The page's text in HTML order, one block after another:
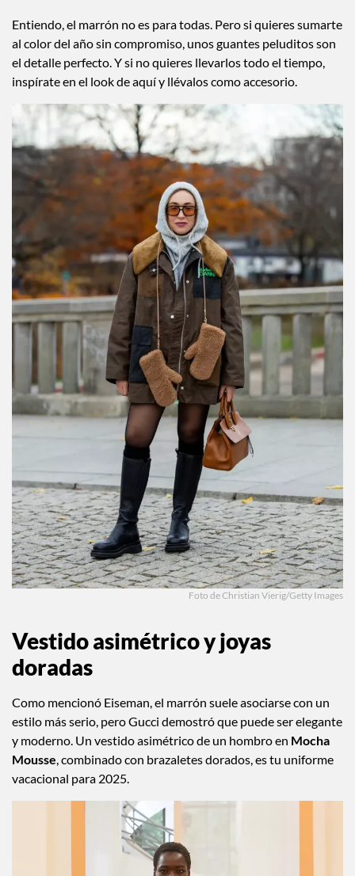
Entiendo, el marrón no es para todas. Pero si quieres sumarte
al color del año sin compromiso, unos guantes peluditos son
el detalle perfecto. Y si no quieres llevarlos todo el tiempo,
inspírate en el look de aquí y llévalos como accesorio.
Foto de Christian Vierig/Getty Images
Vestido asimétrico y joyas
doradas
Como mencionó Eiseman, el marrón suele asociarse con un
estilo más serio, pero Gucci demostró que puede ser elegante
y moderno. Un vestido asimétrico de un hombro en Mocha
Mousse, combinado con brazaletes dorados, es tu uniforme
vacacional para 2025.